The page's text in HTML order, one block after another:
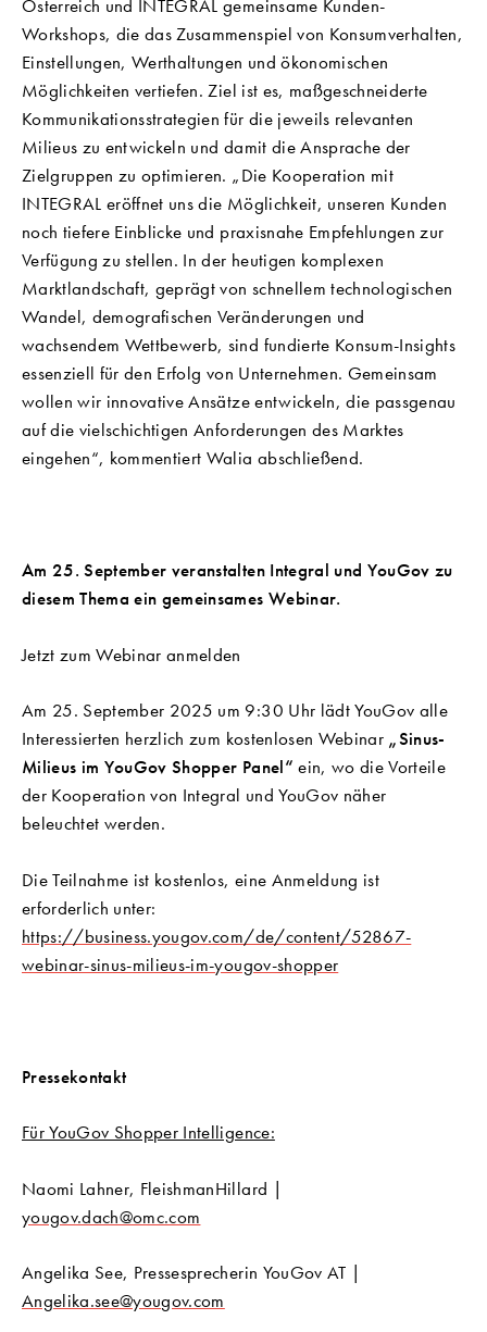
Österreich und INTEGRAL gemeinsame Kunden-
Workshops, die das Zusammenspiel von Konsumverhalten,
Einstellungen, Werthaltungen und ökonomischen
Möglichkeiten vertiefen. Ziel ist es, maßgeschneiderte
Kommunikationsstrategien für die jeweils relevanten
Milieus zu entwickeln und damit die Ansprache der
Zielgruppen zu optimieren. „Die Kooperation mit
INTEGRAL eröffnet uns die Möglichkeit, unseren Kunden
noch tiefere Einblicke und praxisnahe Empfehlungen zur
Verfügung zu stellen. In der heutigen komplexen
Marktlandschaft, geprägt von schnellem technologischen
Wandel, demografischen Veränderungen und
wachsendem Wettbewerb, sind fundierte Konsum-Insights
essenziell für den Erfolg von Unternehmen. Gemeinsam
wollen wir innovative Ansätze entwickeln, die passgenau
auf die vielschichtigen Anforderungen des Marktes
eingehen“, kommentiert Walia abschließend.
Am 25. September veranstalten Integral und YouGov zu
diesem Thema ein gemeinsames Webinar.
Jetzt zum Webinar anmelden
Am 25. September 2025 um 9:30 Uhr lädt YouGov alle
Interessierten herzlich zum kostenlosen Webinar „Sinus-
Milieus im YouGov Shopper Panel“ein, wo die Vorteile
der Kooperation von Integral und YouGov näher
beleuchtet werden.
Die Teilnahme ist kostenlos, eine Anmeldung ist
erforderlich unter:
https://business.yougov.com/de/content/52867-
webinar-sinus-milieus-im-yougov-shopper
Pressekontakt
Für YouGov Shopper Intelligence:
Naomi Lahner, FleishmanHillard |
yougov.dach@omc.com
Angelika See, Pressesprecherin YouGov AT |
Angelika.see@yougov.com